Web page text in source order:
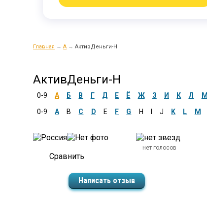
Главная → А → АктивДеньги-Н
АктивДеньги-Н
0-9 А Б В Г Д Е Ё Ж З И К Л М
0-9 A B C D E F G H J K L M
нет голосов
Написать отзыв